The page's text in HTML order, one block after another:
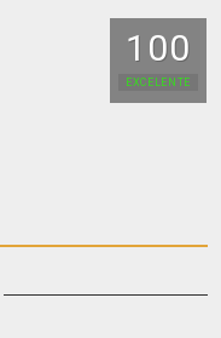
100
EXCELENTE